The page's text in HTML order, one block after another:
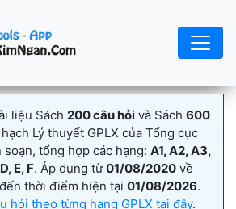
liệu Sách 200 câu hỏi và Sách 600
Lý thuyết GPLX của Tổng cục
tổng hợp các hạng: A1, A2, A3,
E, F. Áp dụng từ01/08/2020 về
thời điểm hiện tại 01/08/2026.
hỏi theo từng hạng GPLX tại đây.